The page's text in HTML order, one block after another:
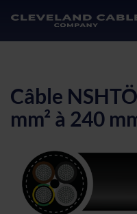
Câble
mm² à 240